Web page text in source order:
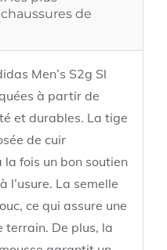
de
Men’s S2g Sl
à partir de
et durables. La tige
de cuir
fois un bon soutien
l’usure. La semelle
ce qui assure une
terrain. De plus, la